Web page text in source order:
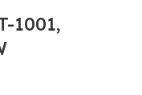
1001,